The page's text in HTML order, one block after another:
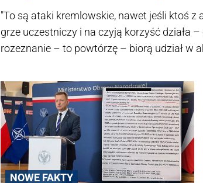
"To są ataki kremlowskie, nawet jeśli ktoś
grze uczestniczy i na czyją korzyść działa
rozeznanie – to powtórzę – biorą udział w
i Tomasza Sakiewicza z prezesem PiS w
Polska", który ukaże się w sprzedaży 31
NOWE FAKTY